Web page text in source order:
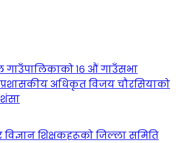
गाउँपालिकाको १६ औं गाउँसभा
अधिकृत विजय चौरसियाको
विज्ञान शिक्षकहरूको जिल्ला समिति